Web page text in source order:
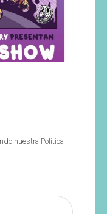
nuestra Política